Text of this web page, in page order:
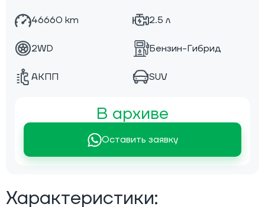
46660 km 2.5 л
2WD Бензин-Гибрид
АКПП SUV
В архиве
Оставить заявку
Характеристики: